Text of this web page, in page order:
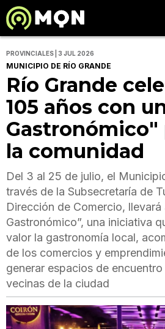
PROVINCIALES | 3 JUL 2026
MUNICIPIO DE RÍO GRANDE
Río Grande
105 años con
Gastronómico"
la comunidad
Del 3 al 25 de julio, el
través de la Subsecretaría de
Dirección de Comercio, llevará
Gastronómico”, una iniciativa
valor la gastronomía local,
de los comercios y
generar espacios de
vecinas de la ciudad